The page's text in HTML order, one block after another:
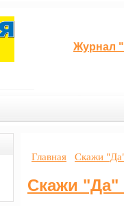
Журнал
Главная Скажи
Скажи "Да"